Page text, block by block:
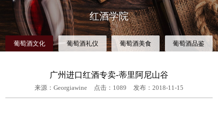
红酒学院
葡萄酒文化 葡萄酒礼仪 葡萄酒美食 葡萄酒品鉴
广州进口红酒专卖-蒂里阿尼山谷
来源：Georgiawine 点击： 1089 发布：2018-11-15